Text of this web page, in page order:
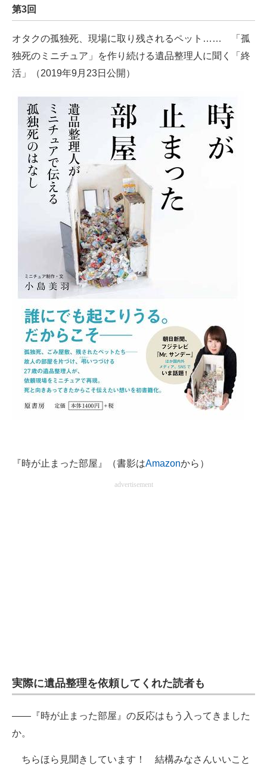
第3回
オタクの孤独死、現場に取り残されるペット…… 「孤
独死のミニチュア」を作り続ける遺品整理人に聞く「終
活」（2019年9月23日公開）
『時が止まった部屋』（書影はAmazonから）
advertisement
実際に遺品整理を依頼してくれた読者も
――『時が止まった部屋』の反応はもう入ってきました
か。
ちらほら見聞きしています！ 結構みなさんいいこと